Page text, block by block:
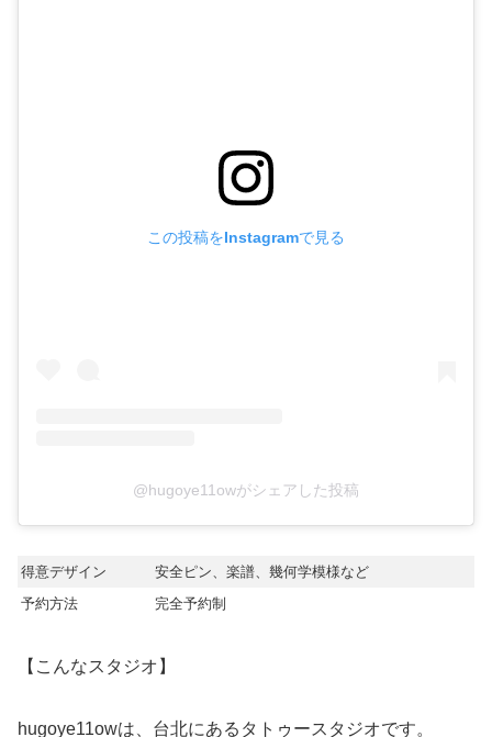
この投稿をInstagramで見る
@hugoye11owがシェアした投稿
得意デザイン
安全ピン、楽譜、幾何学模様など
予約方法
完全予約制
【こんなスタジオ】
hugoye11owは、台北にあるタトゥースタジオです。